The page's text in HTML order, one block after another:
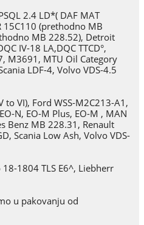
2.4 LD*( DAF MAT
15C110 (prethodno MB
MB 228.52), Detroit
IV-18 LA,DQC TTCD°,
M3691, MTU Oil Category
LDF-4, Volvo VDS-4.5
to VI), Ford WSS-M2C213-A1,
N, EO-M Plus, EO-M , MAN
Benz MB 228.31, Renault
Scania Low Ash, Volvo VDS-
1804 TLS E6^, Liebherr
u pakovanju od